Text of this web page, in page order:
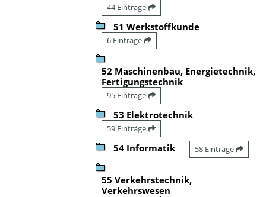
44 Einträge
51 Werkstoffkunde
6 Einträge
52 Maschinenbau, Energietechnik,
Fertigungstechnik
95 Einträge
53 Elektrotechnik
59 Einträge
54 Informatik 58 Einträge
55 Verkehrstechnik,
Verkehrswesen